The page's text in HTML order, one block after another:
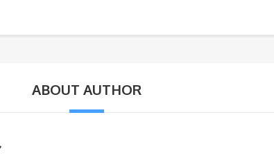
ABOUT AUTHOR